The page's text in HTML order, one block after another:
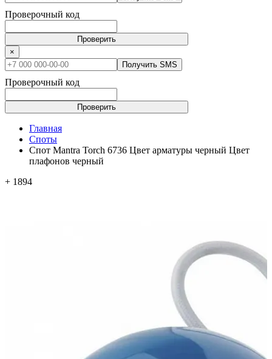
Проверочный код
Проверить
×
Получить SMS
Проверочный код
Проверить
Главная
Споты
Спот Mantra Torch 6736 Цвет арматуры черный Цвет
плафонов черный
+ 1894